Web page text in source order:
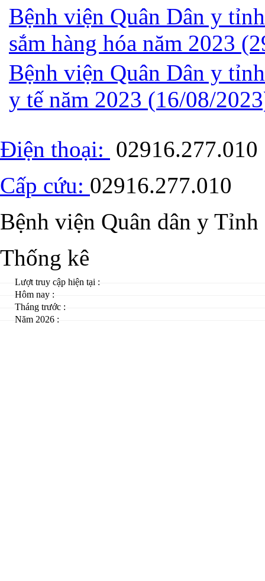
Bệnh viện Quân Dân y
sắm hàng hóa năm 2023
Bệnh viện Quân Dân y
y tế năm 2023 (16/08/
Điện thoại: 02916.277.010
Cấp cứu: 02916.277.010
Bệnh viện Quân dân y
Thống kê
Lượt truy cập hiện tại :
Hôm nay :
Tháng trước :
Năm 2026 :